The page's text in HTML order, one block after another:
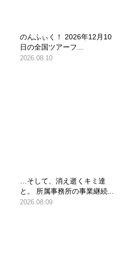
のんふぃく！ 2026年12月10
日の全国ツアーフ...
2026.08.10
…そして、消え逝くキミ達
と。 所属事務所の事業継続...
2026.08.09